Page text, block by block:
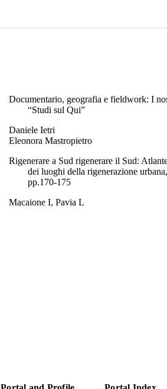
Documentario, geografia e fieldwork: I
“Studi sul Qui”
Daniele Ietri
Eleonora Mastropietro
Rigenerare a Sud rigenerare il Sud:
dei luoghi della rigenerazione urbana,
pp.170-175
Macaione I, Pavia L
n.a.